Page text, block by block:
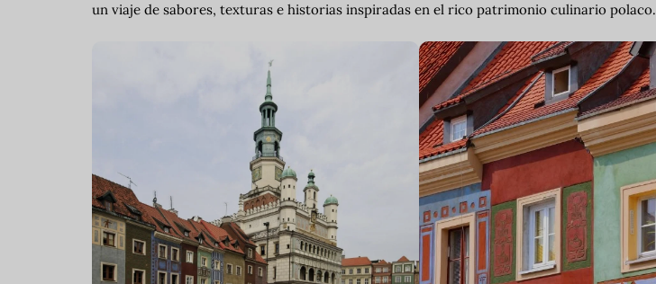
un viaje de sabores, texturas e historias inspiradas en el rico patrimonio culinario polaco.